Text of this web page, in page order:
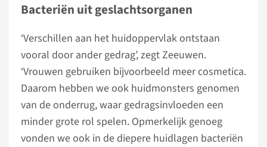
Bacteriën uit geslachtsorganen
‘Verschillen aan het huidoppervlak ontstaan
vooral door ander gedrag’, zegt Zeeuwen.
‘Vrouwen gebruiken bijvoorbeeld meer cosmetica.
Daarom hebben we ook huidmonsters genomen
van de onderrug, waar gedragsinvloeden een
minder grote rol spelen. Opmerkelijk genoeg
vonden we ook in de diepere huidlagen bacteriën